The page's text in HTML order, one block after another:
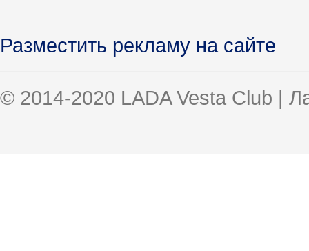
Разместить рекламу на сайте
© 2014-2020 LADA Vesta Club |